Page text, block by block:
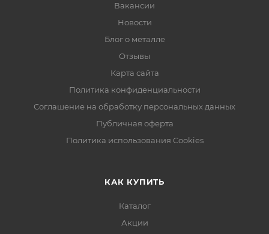
Вакансии
Новости
Блог о металле
Отзывы
Карта сайта
Политика конфиденциальности
Соглашение на обработку персональных данных
Публичная оферта
Политика использования Cookies
КАК КУПИТЬ
Каталог
Акции